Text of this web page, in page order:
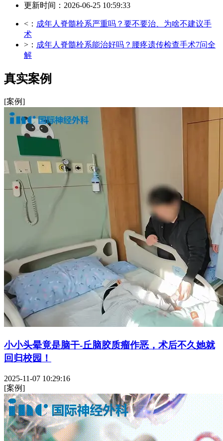
更新时间：2026-06-25 10:59:33
<： 成年人脊髓栓系严重吗？要不要治、为啥不建议手
术
>： 成年人脊髓栓系能治好吗？腰疼遗传检查手术7问全
解
真实案例
[案例]
小小头晕竟是脑干-丘脑胶质瘤作恶，术后不久她就
回归校园！
2025-11-07 10:29:16
[案例]